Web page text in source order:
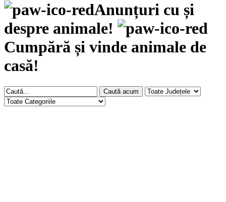
Anunțuri cu și
despre animale!
Cumpără și vinde animale de
casă!